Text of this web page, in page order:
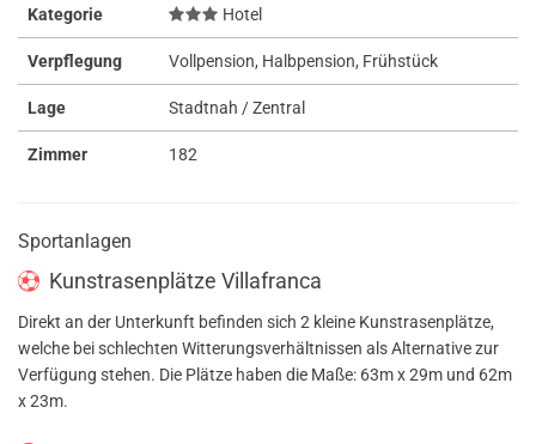
Kategorie Hotel
Verpflegung Vollpension, Halbpension, Frühstück
Lage Stadtnah / Zentral
Zimmer 182
Sportanlagen
Kunstrasenplätze Villafranca
Direkt an der Unterkunft befinden sich 2 kleine Kunstrasenplätze,
welche bei schlechten Witterungsverhältnissen als Alternative zur
Verfügung stehen. Die Plätze haben die Maße: 63m x 29m und 62m
x 23m.